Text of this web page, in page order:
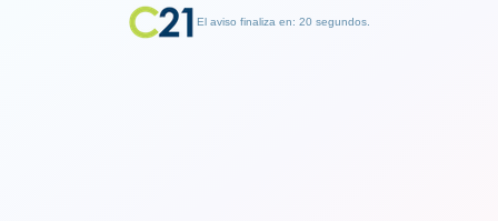
El aviso finaliza en: 19 segundos.